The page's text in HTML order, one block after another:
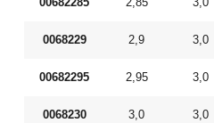
0068229 2,9 3,0
00682295 2,95 3,0
0068230 3,0 3,0